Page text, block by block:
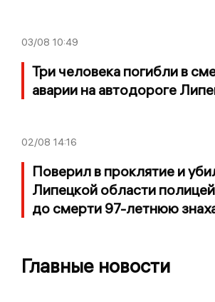
03/08 10:49
Три человека погибли в
аварии на автодороге
02/08 14:16
Поверил в проклятие и
Липецкой области
до смерти 97-летнюю
Главные новости